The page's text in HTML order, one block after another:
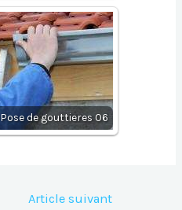
Pose de gouttieres 06
Article suivant